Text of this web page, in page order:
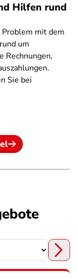
Hilfen rund
mit dem
um
Rechnungen,
Sie bei